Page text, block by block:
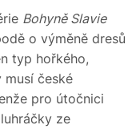
Bohyně Slavie
o výměně dresů
typ hořkého,
české
pro útočnici
ze